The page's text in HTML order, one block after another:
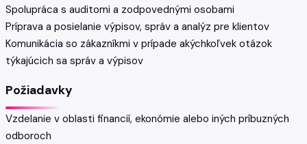
Spolupráca s auditomi a zodpovednými osobami
Príprava a posielanie výpisov, správ a analýz pre klientov
Komunikácia so zákazníkmi v prípade akýchkoľvek otázok
týkajúcich sa správ a výpisov
Požiadavky
Vzdelanie v oblasti financií, ekonómie alebo iných príbuzných
odboroch